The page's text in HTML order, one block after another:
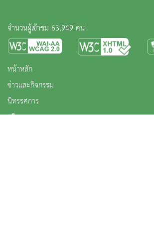
จำนวนผู้เข้าชม 63,949 คน
หน้าหลัก
ข่าวและกิจกรรม
นิทรรศการ
บริการ